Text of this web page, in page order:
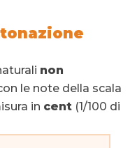
non
le note della scala
in cent (1/100 di